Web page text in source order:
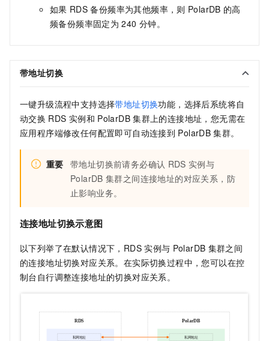
如果 RDS 备份频率为其他频率，则 PolarDB 的高
频备份频率固定为 240 分钟。
带地址切换
一键升级流程中支持选择带地址切换功能，选择后系统将自
动交换 RDS 实例和 PolarDB 集群上的连接地址，您无需在
应用程序端修改任何配置即可自动连接到 PolarDB 集群。
重要 带地址切换前请务必确认 RDS 实例与
PolarDB 集群之间连接地址的对应关系，防
止影响业务。
连接地址切换示意图
以下列举了在默认情况下， RDS 实例与 PolarDB 集群之间
的连接地址切换对应关系。在实际切换过程中，您可以在控
制台自行调整连接地址的切换对应关系。